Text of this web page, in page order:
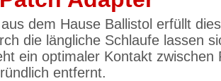
dem Hause Ballistol erfüllt
die längliche Schlaufe lassen
ein optimaler Kontakt
entfernt.